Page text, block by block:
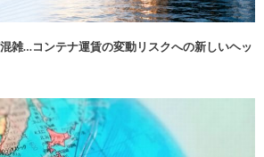
雑…コンテナ運賃の変動リスクへの新しいヘッ